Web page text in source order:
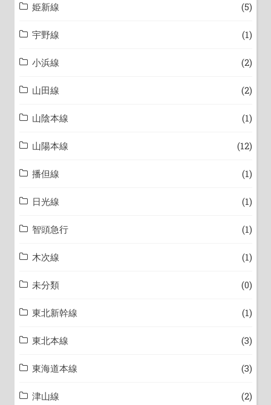
姫新線 (5)
宇野線 (1)
小浜線 (2)
山田線 (2)
山陰本線 (1)
山陽本線 (12)
播但線 (1)
日光線 (1)
智頭急行 (1)
木次線 (1)
未分類 (0)
東北新幹線 (1)
東北本線 (3)
東海道本線 (3)
津山線 (2)